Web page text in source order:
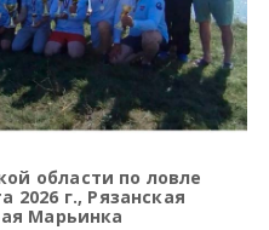
области по ловле
2026 г., Рязанская
Марьинка